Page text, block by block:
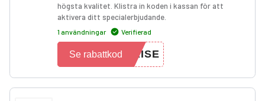
högsta kvalitet. Klistra in koden i kassan för att
aktivera ditt specialerbjudande.
1 användningar Verifierad
RISE
Se rabattkod